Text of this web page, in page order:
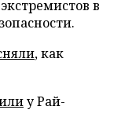
в
, как
у Рай-